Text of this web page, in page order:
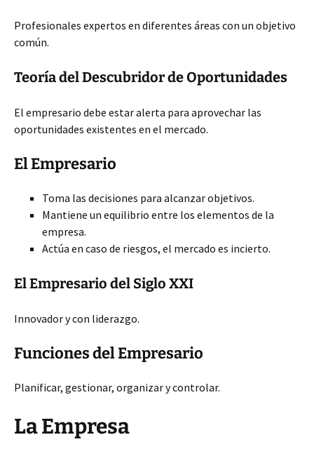
Profesionales expertos en diferentes áreas con un objetivo
común.
Teoría del Descubridor de Oportunidades
El empresario debe estar alerta para aprovechar las
oportunidades existentes en el mercado.
El Empresario
Toma las decisiones para alcanzar objetivos.
Mantiene un equilibrio entre los elementos de la
empresa.
Actúa en caso de riesgos, el mercado es incierto.
El Empresario del Siglo XXI
Innovador y con liderazgo.
Funciones del Empresario
Planificar, gestionar, organizar y controlar.
La Empresa